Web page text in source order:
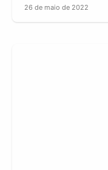
26 de maio de 2022